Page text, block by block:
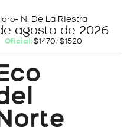
- N. De La Riestra
agosto de 2026
Oficial:$1470/$1520